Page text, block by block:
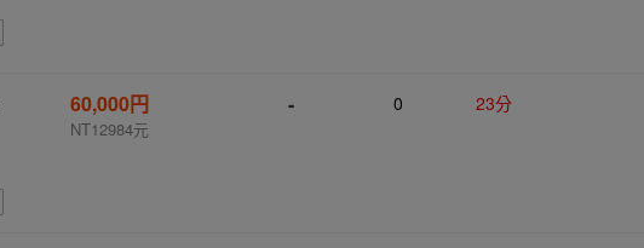
60,000円
NT12984元
- 0 23分